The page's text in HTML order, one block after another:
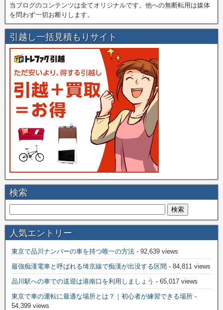
当ブログのコンテンツは全てオリジナルです。他への無断転用は媒体
を問わず一切お断りします。
引越し一括見積もりサイト
検索
人気エントリー
東京で品川ナンバーの車を持つ唯一の方法 - 92,639 views
最強痴漢電車と呼ばれる埼京線で痴漢が出没する区間 - 84,811 views
品川駅への車での送迎は港南口を利用しましょう - 65,017 views
東京で車の運転に最適な場所とは？｜初心者が練習できる場所 -
54,399 views